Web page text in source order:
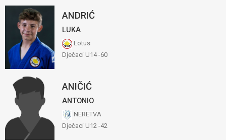
ANDRIĆ
LUKA
Lotus
Dječaci U14 -60
ANIČIĆ
ANTONIO
NERETVA
Dječaci U12 -42